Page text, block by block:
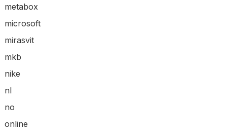
metabox
microsoft
mirasvit
mkb
nike
nl
no
online